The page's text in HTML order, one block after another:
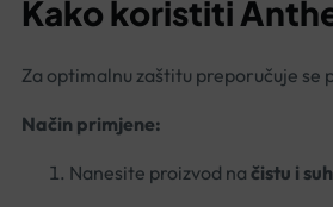
Kako koristiti
Za optimalnu zaštitu preporučuje
Način primjene:
Nanesite proizvod na čistu i